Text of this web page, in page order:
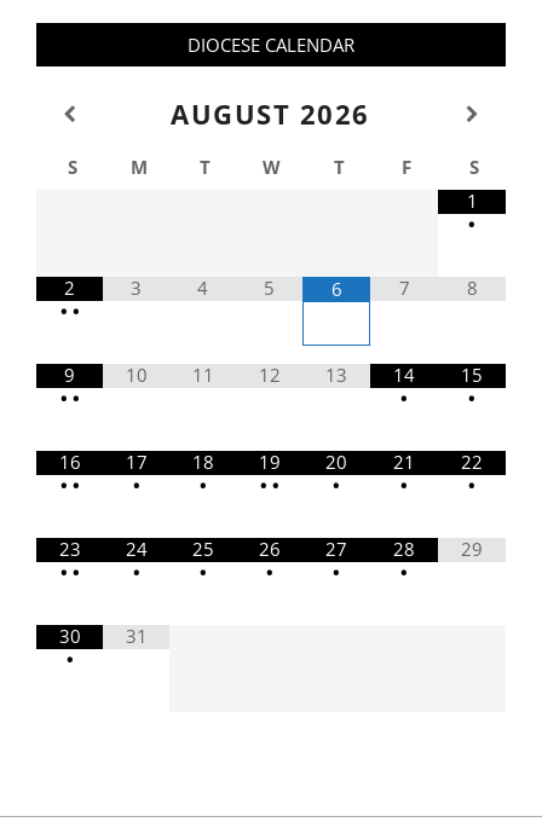
DIOCESE CALENDAR
AUGUST 2026
S M T W T F
S
1
•
2
• •
3 4 5 6 7 8
9
• •
10 11 12 13
14
•
15
•
16
• •
17
•
18
•
19
• •
20
•
21
•
22
•
23
• •
24
•
25
•
26
•
27
•
28
•
29
30
•
31